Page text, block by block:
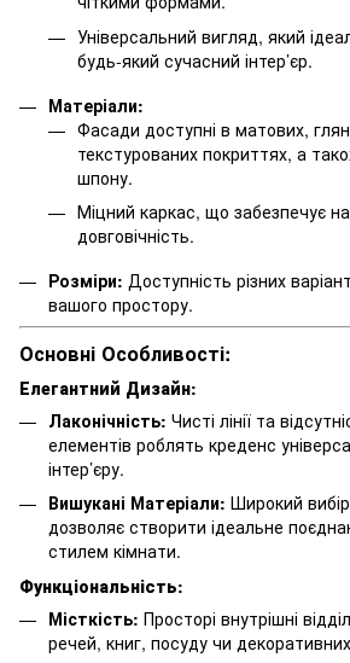
Універсальний вигляд, який
будь-який сучасний інтер’єр.
Матеріали:
Фасади доступні в матових,
текстурованих покриттях, а
шпону.
Міцний каркас, що забезпечує
довговічність.
Розміри: Доступність різних
вашого простору.
Основні Особливості:
Елегантний Дизайн:
Лаконічність: Чисті лінії та
елементів роблять креденс
інтер’єру.
Вишукані Матеріали: Широкий вибір
дозволяє створити ідеальне
стилем кімнати.
Функціональність:
Місткість: Просторі внутрішні
речей, книг, посуду чи